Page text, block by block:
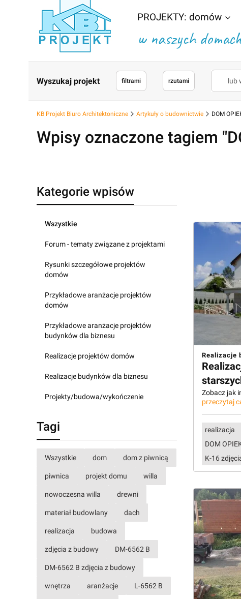
PROJEKTY: domów
w naszych
Wyszukaj projekt filtrami rzutami
KB Projekt Biuro Architektoniczne Artykuły o budownictwie DOM
Wpisy oznaczone tagiem
Kategorie wpisów
Wszystkie
Forum - tematy związane z projektami
Rysunki szczegółowe projektów
domów
Przykładowe aranżacje projektów
domów
Przykładowe aranżacje projektów
budynków dla biznesu
Realizacje projektów domów
Realizacje budynków dla biznesu
Projekty/budowa/wykończenie
Tagi
Wszystkie dom dom z piwnicą
piwnica projekt domu willa
nowoczesna willa drewni
materiał budowlany dach
realizacja budowa
zdjęcia z budowy DM-6562 B
DM-6562 B zdjęcia z budowy
wnętrza aranżacje L-6562 B
Realizacje
Zobacz jak
przeczytaj
realizacja
DOM
K-16